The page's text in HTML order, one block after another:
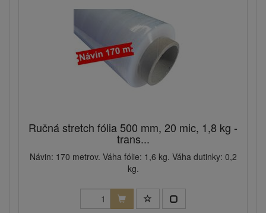
Ručná stretch fólia 500 mm, 20 mic, 1,8 kg -
trans...
Návin: 170 metrov. Váha fólie: 1,6 kg. Váha dutinky: 0,2
kg.